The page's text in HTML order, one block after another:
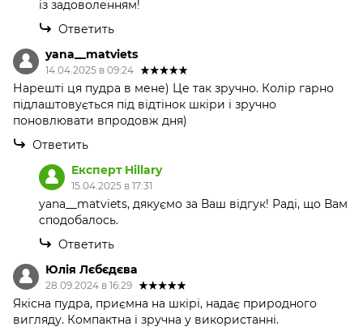
із задоволенням!
Ответить
yana__matviets
14.04.2025 в 09:24
Нарешті ця пудра в мене) Це так зручно. Колір гарно
підлаштовується під відтінок шкіри і зручно
поновлювати впродовж дня)
Ответить
Експерт Hillary
15.04.2025 в 17:31
yana__matviets, дякуємо за Ваш відгук! Раді, що Вам
сподобалось.
Ответить
Юлія Лєбєдєва
28.09.2024 в 16:29
Якісна пудра, приємна на шкірі, надає природного
вигляду. Компактна і зручна у використанні.